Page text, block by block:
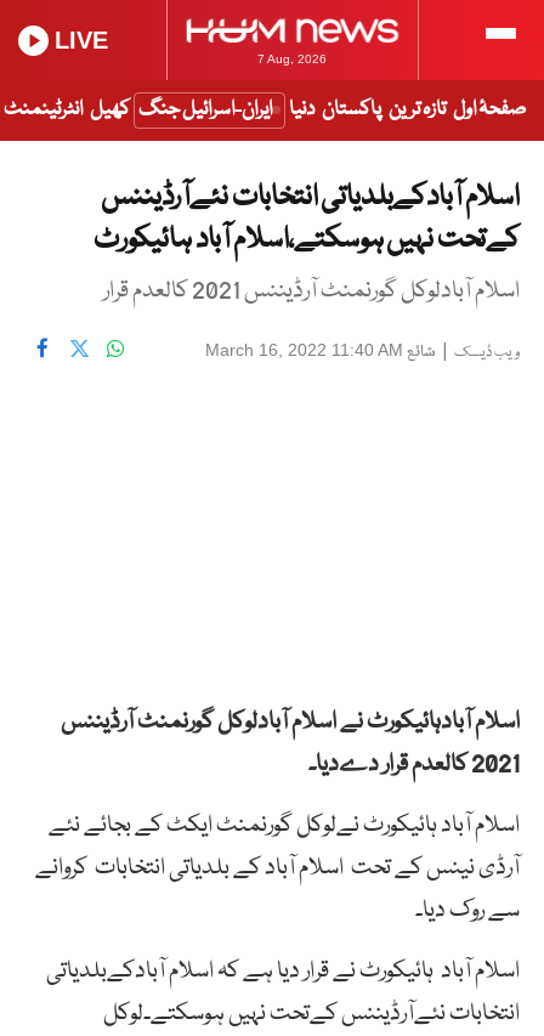
7 Aug, 2026
LIVE
صفحۂ اول تازہ ترین پاکستان دنیا ایران-اسرائیل جنگ کھیل انٹرٹینمنٹ
اسلام آبادکےبلدیاتی انتخابات نئےآرڈیننس
کےتحت نہیں ہوسکتے،اسلام آباد ہائیکورٹ
اسلام آبادلوکل گورنمنٹ آرڈیننس 2021 کالعدم قرار
ویب ڈیسک | شائع March 16, 2022 11:40 AM
اسلام آبادہائیکورٹ نے اسلام آبادلوکل گورنمنٹ آرڈیننس
2021 کالعدم قرار دےدیا۔
اسلام آباد ہائیکورٹ نےلوکل گورنمنٹ ایکٹ کے بجائے نئے
آرڈی نینس کے تحت اسلام آباد کے بلدیاتی انتخابات کروانے
سے روک دیا۔
اسلام آباد ہائیکورٹ نے قرار دیا ہے کہ اسلام آبادکےبلدیاتی
انتخابات نئےآرڈیننس کےتحت نہیں ہوسکتے۔لوکل